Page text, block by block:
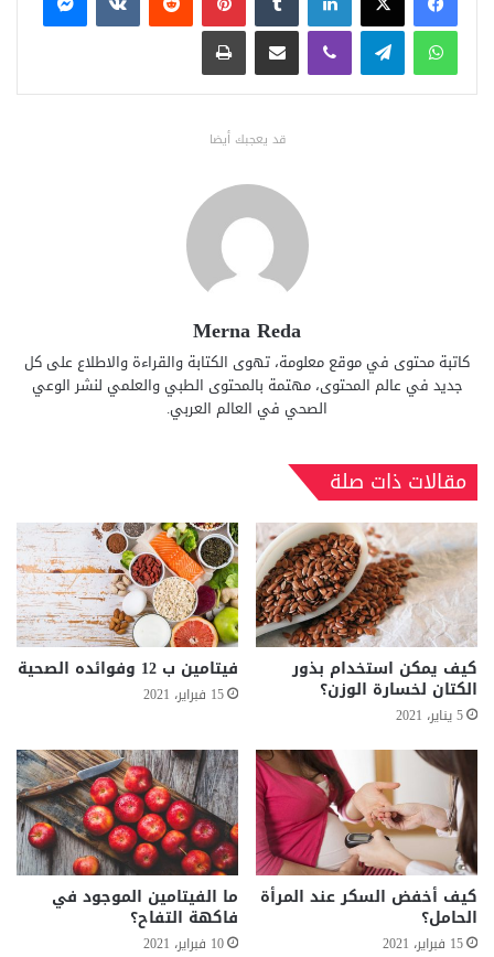
واتساب تيلقرام ڤايبر مشاركة عبر البريد طباعة
قد يعجبك أيضا
Merna Reda
كاتبة محتوى في موقع معلومة، تهوى الكتابة والقراءة والاطلاع على كل
جديد في عالم المحتوى، مهتمة بالمحتوى الطبي والعلمي لنشر الوعي
الصحي في العالم العربي.
مقالات ذات صلة
كيف يمكن استخدام بذور
الكتان لخسارة الوزن؟
5 يناير، 2021
فيتامين ب 12 وفوائده الصحية
15 فبراير، 2021
كيف أخفض السكر عند المرأة
الحامل؟
15 فبراير، 2021
ما الفيتامين الموجود في
فاكهة التفاح؟
10 فبراير، 2021